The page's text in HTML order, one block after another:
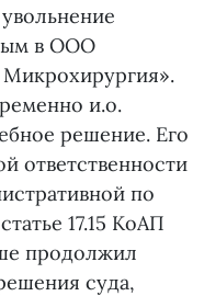
в ООО
и.о.
решение. Его
ответственности
по
17.15 КоАП
продолжил
суда,